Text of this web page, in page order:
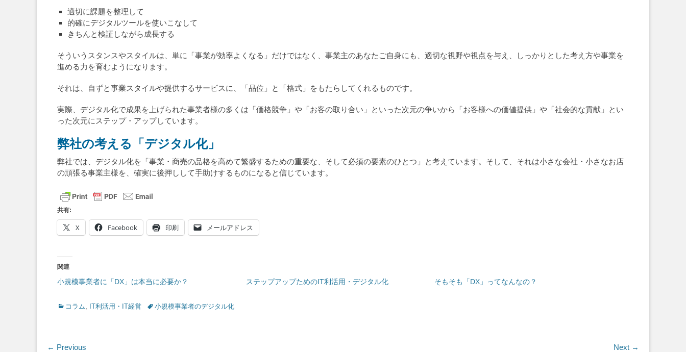
適切に課題を整理して
的確にデジタルツールを使いこなして
きちんと検証しながら成長する
そういうスタンスやスタイルは、単に「事業が効率よくなる」だけではなく、事業主のあなたご自身にも、適切な視野や視点を与え、しっかりとした考え方や事業を
進める力を育むようになります。
それは、自ずと事業スタイルや提供するサービスに、「品位」と「格式」をもたらしてくれるものです。
実際、デジタル化で成果を上げられた事業者様の多くは「価格競争」や「お客の取り合い」といった次元の争いから「お客様への価値提供」や「社会的な貢献」とい
った次元にステップ・アップしています。
弊社の考える「デジタル化」
弊社では、デジタル化を「事業・商売の品格を高めて繁盛するための重要な、そして必須の要素のひとつ」と考えています。そして、それは小さな会社・小さなお店
の頑張る事業主様を、確実に後押しして手助けするものになると信じています。
共有:
X Facebook 印刷 メールアドレス
関連
小規模事業者に「DX」は本当に必要か？ ステップアップためのIT利活用・デジタル化 そもそも「DX」ってなんなの？
Categories
コラム, IT利活用・IT経営 Tags小規模事業者のデジタル化
← Previous Next →